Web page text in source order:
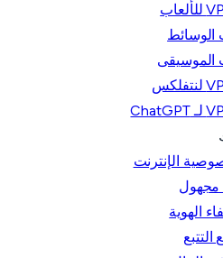
الإنترنت
الهوية